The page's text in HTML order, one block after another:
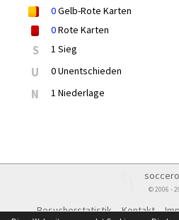
0Gelb-Rote Karten
0Rote Karten
S 1 Sieg
U 0 Unentschieden
N 1 Niederlage
© 2006 -
Besucherstatistik Kontakt